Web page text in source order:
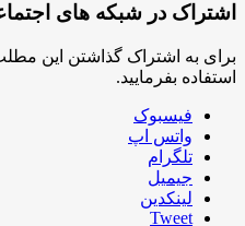
اشتراک در شبکه های
برای به اشتراک گذاشتن این
استفاده بفرمایید.
فیسبوک
واتس اپ
تلگرام
جیمیل
لینکدین
Tweet